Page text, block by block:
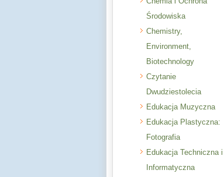
Środowiska
Chemistry,
Environment,
Biotechnology
Czytanie
Dwudziestolecia
Edukacja Muzyczna
Edukacja Plastyczna:
Fotografia
Edukacja Techniczna i
Informatyczna